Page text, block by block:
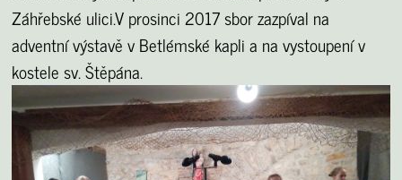
Záhřebské ulici.V prosinci 2017 sbor zazpíval na
adventní výstavě v Betlémské kapli a na vystoupení v
kostele sv. Štěpána.